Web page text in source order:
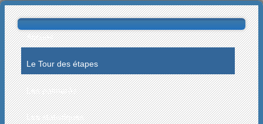
Accueil
Le Tour des étapes
Les palmarès
Les statistiques